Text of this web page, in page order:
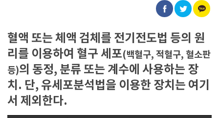
혈액 또는 체액 검체를 전기전도법 등의 원
리를 이용하여 혈구 세포(백혈구, 적혈구, 혈소판
등)의 동정, 분류 또는 계수에 사용하는 장
치. 단, 유세포분석법을 이용한 장치는 여기
서 제외한다.